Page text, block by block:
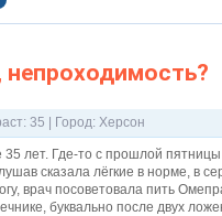
непроходимость?
35 | Город: Херсон
35 лет. Где-то с прошлой
сказала лёгкие в норме, в
врач посоветовала пить
буквально после двух